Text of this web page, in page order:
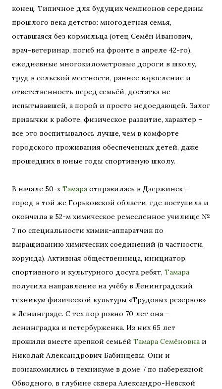
конец. Типичное для будущих чемпионов середины
прошлого века детство: многодетная семья,
оставшаяся без кормильца (отец Семён Иванович,
врач-ветеринар, погиб на фронте в апреле 42-го),
ежедневные многокилометровые дороги в школу,
труд в сельской местности, раннее взросление и
ответственность перед семьёй, достатка не
испытывавшей, а порой и просто недоедающей. Залог
привычки к работе, физическое развитие, характер –
всё это воспитывалось лучше, чем в комфорте
городского проживания обеспеченных детей, даже
прошедших в юные годы спортивную школу.
В начале 50-хТамара отправилась в Дзержинск –
город в той же Горьковской области, где поступила и
окончила в 52-м химическое ремесленное училище №
7 по специальности химик-аппаратчик по
выращиванию химических соединений (в частности,
корунда). Активная общественница, инициатор
спортивного и культурного досуга ребят, Тамара
получила направление на учёбу в Ленинградский
техникум физической культуры «Трудовых резервов»
в Ленинграде. С тех пор ровно 70 лет она –
ленинградка и петербурженка. Из них 65 лет
прожили вместе крепкой семьёй Тамара Семёновна и
Николай Александрович Бабинцевы. Они и
познакомились в техникуме в доме 7 по набережной
Обводного, в глубине сквера Александро-Невской